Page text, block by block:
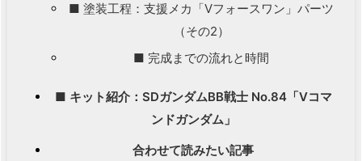
■ 塗装工程：支援メカ「Vフォースワン」パーツ
（その2）
■ 完成までの流れと時間
■ キット紹介：SDガンダムBB戦士 No.84「Vコマ
ンドガンダム」
合わせて読みたい記事